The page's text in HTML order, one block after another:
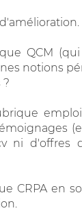
QCM
notions
?
ni d'offres
CRPA en